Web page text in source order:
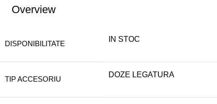
Overview
DISPONIBILITATE
IN STOC
TIP ACCESORIU
DOZE LEGATURA